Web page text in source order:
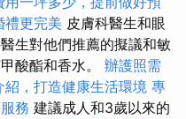
禮更完美 皮膚科醫生和眼
生對他們推薦的擬議和敏
酸酯和香水。 辦護照需
紹，打造健康生活環境 專
務 建議成人和3歲以來的